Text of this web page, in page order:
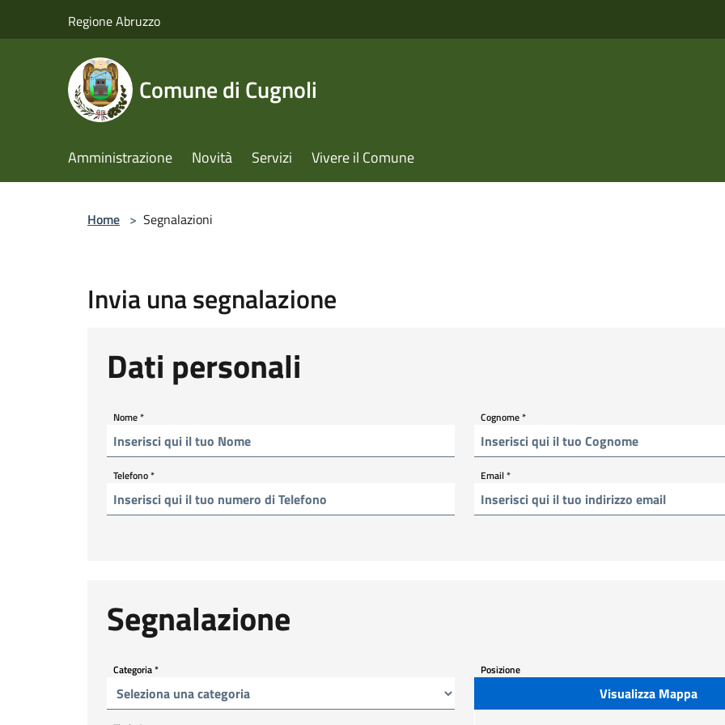
Regione Abruzzo
Comune di Cugnoli
Amministrazione Novità Servizi Vivere il Comune
Home > Segnalazioni
Invia una segnalazione
Dati personali
Nome* Cognome*
Telefono* Email*
Segnalazione
Categoria* Posizione
Visualizza Mappa